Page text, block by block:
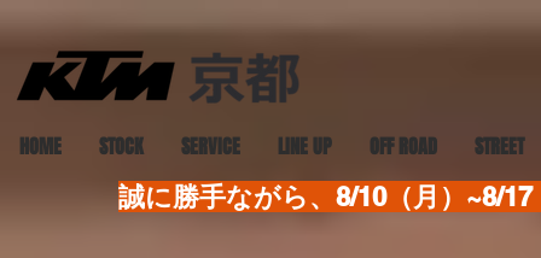
HOME STOCK SERVICE LINE UP OFF ROAD STREET
誠に勝手ながら、8/10（月）~8/